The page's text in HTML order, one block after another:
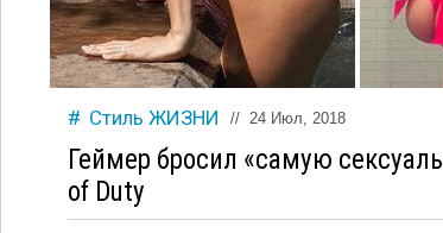
Стиль ЖИЗНИ // 24 Июл, 2018
Геймер бросил «самую
of Duty